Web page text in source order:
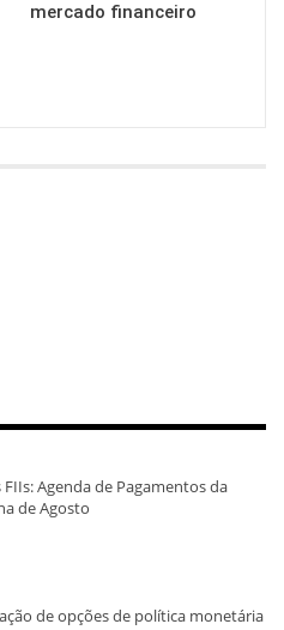
mercado financeiro
Agenda de Pagamentos da
de Agosto
de opções de política monetária